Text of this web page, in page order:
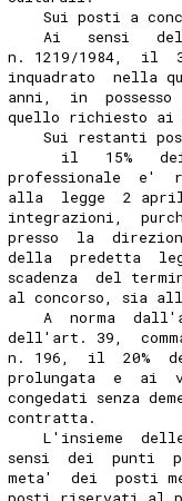
Sui posti a
Ai   sensi
n. 1219/1984,  il
inquadrato  nella
anni,  in
quello richiesto ai
Sui restanti
il   15%
professionale  e'
alla  legge  2
integrazioni,
presso  la
della  predetta
scadenza  del
al concorso, sia
A  norma
dell'art. 39,
n. 196,  il  20%
prolungata  e  ai
congedati senza
contratta.
L'insieme
sensi  dei  punti
meta'  dei  posti